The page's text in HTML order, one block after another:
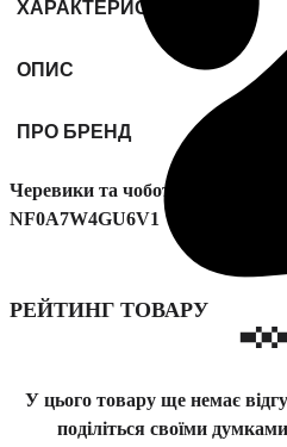
ХАРАКТЕРИСТИКИ
ОПИС
ПРО БРЕНД
Черевики та чоботи The North
NF0A7W4GU6V1
РЕЙТИНГ ТОВАРУ
У цього товару ще немає
поділіться своїми